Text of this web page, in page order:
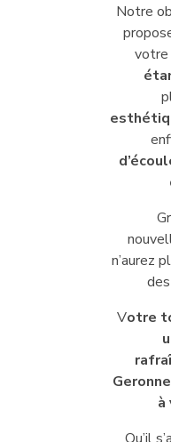
Notre
n’aurez
Votre
à